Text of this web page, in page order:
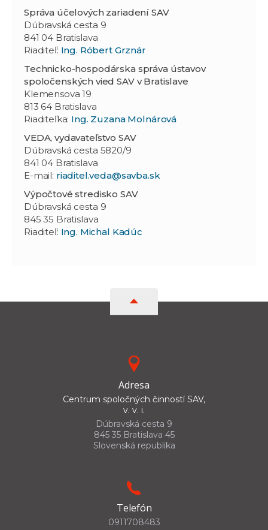
Správa účelových zariadení SAV
Dúbravská cesta 9
841 04 Bratislava
Riaditeľ: Ing. Róbert Grznár
Technicko-hospodárska správa ústavov
spoločenských vied SAV v Bratislave
Klemensova 19
813 64 Bratislava
Riaditeľka: Ing. Zuzana Molnárová
VEDA, vydavateľstvo SAV
Dúbravská cesta 5820/9
841 04 Bratislava
E-mail: riaditel.veda@savba.sk
Výpočtové stredisko SAV
Dúbravská cesta 9
845 35 Bratislava
Riaditeľ: Ing. Michal Kadúc
Adresa
Centrum spoločných činností SAV,
v. v. i.
Dúbravská cesta 9
845 35 Bratislava 45
Slovenská republika
Telefón
0911708483